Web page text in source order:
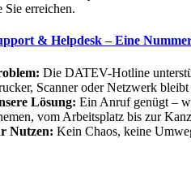
Sie erreichen.
& Helpdesk – Eine
Die DATEV-Hotline
Scanner oder Netzwerk
Lösung: Ein Anruf genügt –
vom Arbeitsplatz bis zur
Nutzen: Kein Chaos, keine